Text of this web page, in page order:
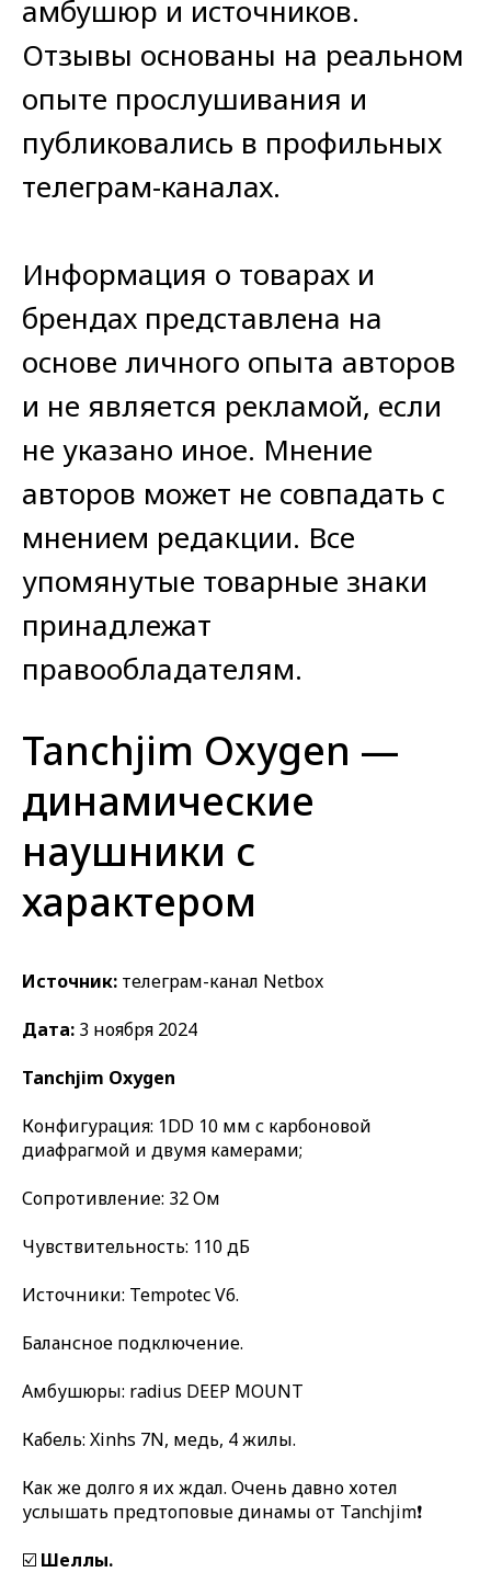
амбушюр и источников.
Отзывы основаны на реальном
опыте прослушивания и
публиковались в профильных
телеграм-каналах.
Информация о товарах и
брендах представлена на
основе личного опыта авторов
и не является рекламой, если
не указано иное. Мнение
авторов может не совпадать с
мнением редакции. Все
упомянутые товарные знаки
принадлежат
правообладателям.
Tanchjim Oxygen —
динамические
наушники с
характером
Источник: телеграм-канал Netbox
Дата: 3 ноября 2024
Tanchjim Oxygen
Конфигурация: 1DD 10 мм с карбоновой
диафрагмой и двумя камерами;
Сопротивление: 32 Ом
Чувствительность: 110 дБ
Источники: Tempotec V6.
Балансное подключение.
Амбушюры: radius DEEP MOUNT
Кабель: Xinhs 7N, медь, 4 жилы.
Как же долго я их ждал. Очень давно хотел
услышать предтоповые динамы от Tanchjim❗️
☑️ Шеллы.